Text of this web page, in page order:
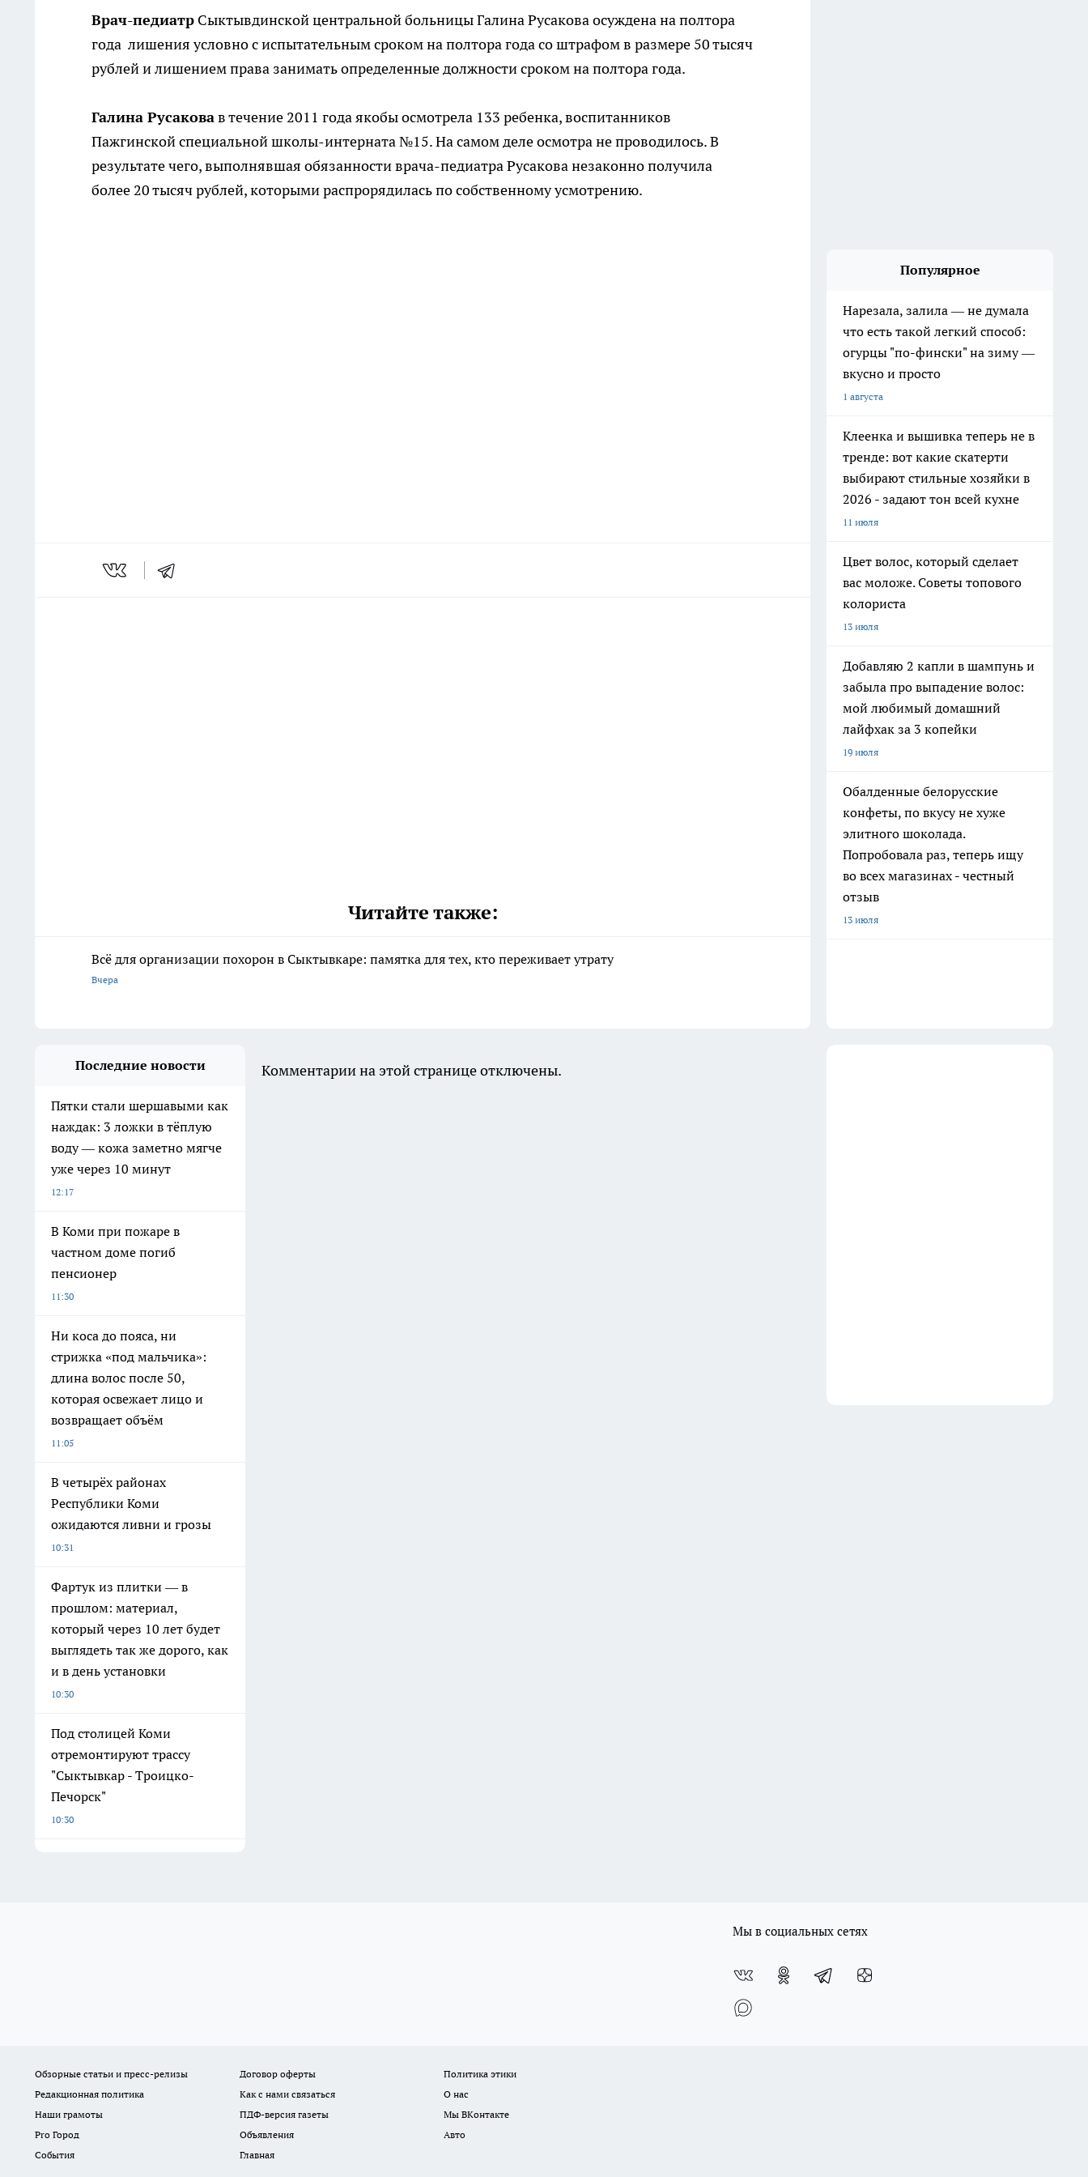
Врач-педиатр Сыктывдинской центральной больницы Галина Русакова осуждена на полтора
года лишения условно с испытательным сроком на полтора года со штрафом в размере 50 тысяч
рублей и лишением права занимать определенные должности сроком на полтора года.
Галина Русаковав течение 2011 года якобы осмотрела 133 ребенка, воспитанников
Пажгинской специальной школы-интерната №15. На самом деле осмотра не проводилось. В
результате чего, выполнявшая обязанности врача-педиатра Русакова незаконно получила
более 20 тысяч рублей, которыми распрорядилась по собственному усмотрению.
Читайте также:
Всё для организации похорон в Сыктывкаре: памятка для тех, кто переживает утрату
Вчера
Популярное
Нарезала, залила — не думала
что есть такой легкий способ:
огурцы "по-фински" на зиму —
вкусно и просто
1 августа
Клеенка и вышивка теперь не в
тренде: вот какие скатерти
выбирают стильные хозяйки в
2026 - задают тон всей кухне
11 июля
Цвет волос, который сделает
вас моложе. Советы топового
колориста
13 июля
Добавляю 2 капли в шампунь и
забыла про выпадение волос:
мой любимый домашний
лайфхак за 3 копейки
19 июля
Обалденные белорусские
конфеты, по вкусу не хуже
элитного шоколада.
Попробовала раз, теперь ищу
во всех магазинах - честный
отзыв
13 июля
Последние новости
Пятки стали шершавыми как
наждак: 3 ложки в тёплую
воду — кожа заметно мягче
уже через 10 минут
12:17
В Коми при пожаре в
частном доме погиб
пенсионер
11:30
Ни коса до пояса, ни
стрижка «под мальчика»:
длина волос после 50,
которая освежает лицо и
возвращает объём
11:05
В четырёх районах
Республики Коми
ожидаются ливни и грозы
10:31
Фартук из плитки — в
прошлом: материал,
который через 10 лет будет
выглядеть так же дорого, как
и в день установки
10:30
Под столицей Коми
отремонтируют трассу
"Сыктывкар - Троицко-
Печорск"
10:30
Комментарии на этой странице отключены.
Мы в социальных сетях
Обзорные статьи и пресс-релизы Договор оферты
Политика этики
Редакционная политика
Как с нами связаться
О нас
Наши грамоты
ПДФ-версия газеты
Мы ВКонтакте
Pro Город
Объявления
Авто
События
Главная